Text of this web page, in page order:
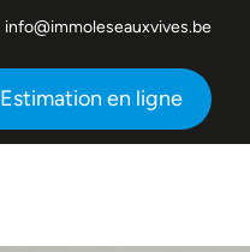
info@immoleseauxvives.be
Estimation en ligne